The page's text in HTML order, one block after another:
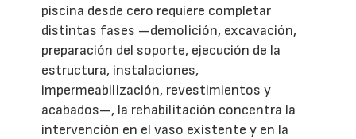
piscina desde cero requiere completar
distintas fases —demolición, excavación,
preparación del soporte, ejecución de la
estructura, instalaciones,
impermeabilización, revestimientos y
acabados—, la rehabilitación concentra la
intervención en el vaso existente y en la